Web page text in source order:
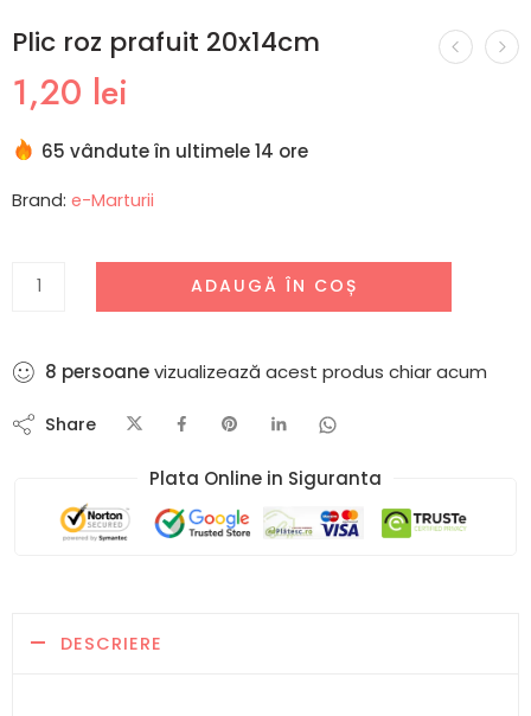
Plic roz prafuit 20x14cm
1,20 lei
65 vândute în ultimele 14 ore
Brand: e-Marturii
ADAUGĂ ÎN COȘ
8 persoanevizualizează acest produs chiar acum
Share
Plata Online in Siguranta​
DESCRIERE